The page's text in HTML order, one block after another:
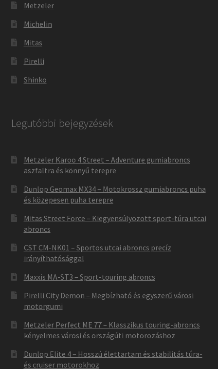
Metzeler
Michelin
Mitas
Pirelli
Shinko
Legutóbbi bejegyzések
Metzeler Karoo 4 Street – Adventure gumiabroncs
aszfaltra és könnyű terepre
Dunlop Geomax MX34 – Motokrossz gumiabroncs puha
és közepesen puha terepre
Mitas Street Force – Kiegyensúlyozott sport-túra utcai
abroncs
CST CM-NK01 – Sportos utcai abroncs precíz
irányíthatósággal
Maxxis MA-ST3 – Sport-touring abroncs
Pirelli City Demon – Megbízható és egyszerű városi
motorgumi
Metzeler Perfect ME 77 – Klasszikus touring-abroncs
kényelmes városi és országúti motorozáshoz
Dunlop Elite 4 – Hosszú élettartam és stabilitás túra-
és cruiser motorokhoz